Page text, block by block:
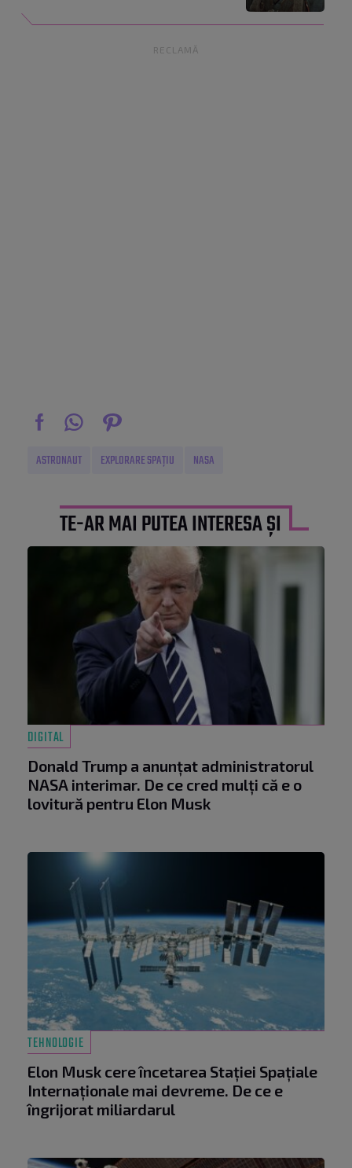
RECLAMĂ
ASTRONAUT EXPLORARE SPAȚIU NASA
TE-AR MAI PUTEA INTERESA ȘI
DIGITAL
Donald Trump a anunțat administratorul
NASA interimar. De ce cred mulți că e o
lovitură pentru Elon Musk
TEHNOLOGIE
Elon Musk cere încetarea Stației Spațiale
Internaționale mai devreme. De ce e
îngrijorat miliardarul